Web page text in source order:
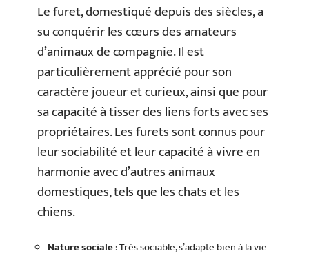
Le furet, domestiqué depuis des siècles, a
su conquérir les cœurs des amateurs
d’animaux de compagnie. Il est
particulièrement apprécié pour son
caractère joueur et curieux, ainsi que pour
sa capacité à tisser des liens forts avec ses
propriétaires. Les furets sont connus pour
leur sociabilité et leur capacité à vivre en
harmonie avec d’autres animaux
domestiques, tels que les chats et les
chiens.
Nature sociale: Très sociable, s’adapte bien à la vie